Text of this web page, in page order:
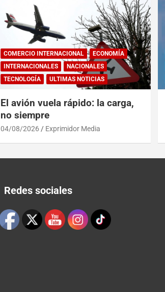
COMERCIO INTERNACIONAL
ECONOMÍA
INTERNACIONALES
NACIONALES
TECNOLOGÍA
ULTIMAS NOTICIAS
El avión vuela rápido: la carga,
no siempre
04/08/2026 Exprimidor Media
Redes sociales
Set Youtube Channel ID